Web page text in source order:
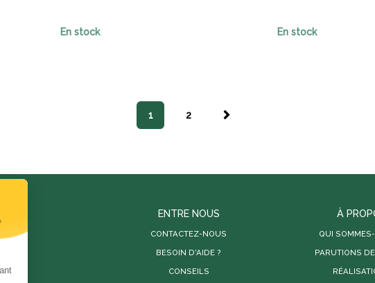
En stock En stock
1 2
ENTRE NOUS
CONTACTEZ-NOUS
BESOIN D'AIDE ?
CONSEILS
À
QUI
PARUTIONS